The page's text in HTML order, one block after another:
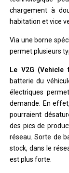
chargement à
habitation et vice
Via une borne
permet plusieurs
Le V2G (Vehicle
batterie du
électriques
demande. En
pourraient
des pics de
réseau. Sorte de
stock, dans le
est plus forte.